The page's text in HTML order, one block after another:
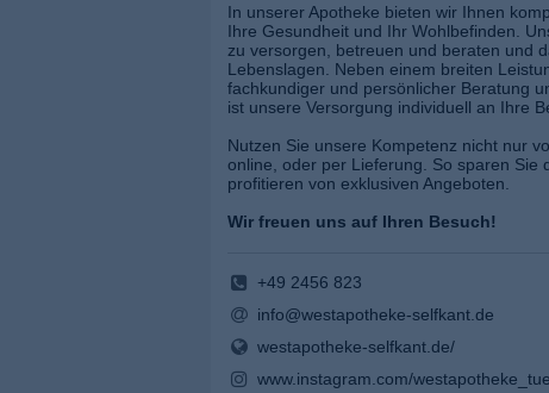
In unserer Apotheke bieten wir Ihnen
Ihre Gesundheit und Ihr Wohlbefinden.
zu versorgen, betreuen und beraten und
Lebenslagen. Neben einem breiten
fachkundiger und persönlicher Beratung
ist unsere Versorgung individuell an Ihre
Nutzen Sie unsere Kompetenz nicht nur
online, oder per Lieferung. So sparen Sie
profitieren von exklusiven Angeboten.
Wir freuen uns auf Ihren Besuch!
+49 2456 823
info@westapotheke-selfkant.de
westapotheke-selfkant.de/
www.instagram.com/